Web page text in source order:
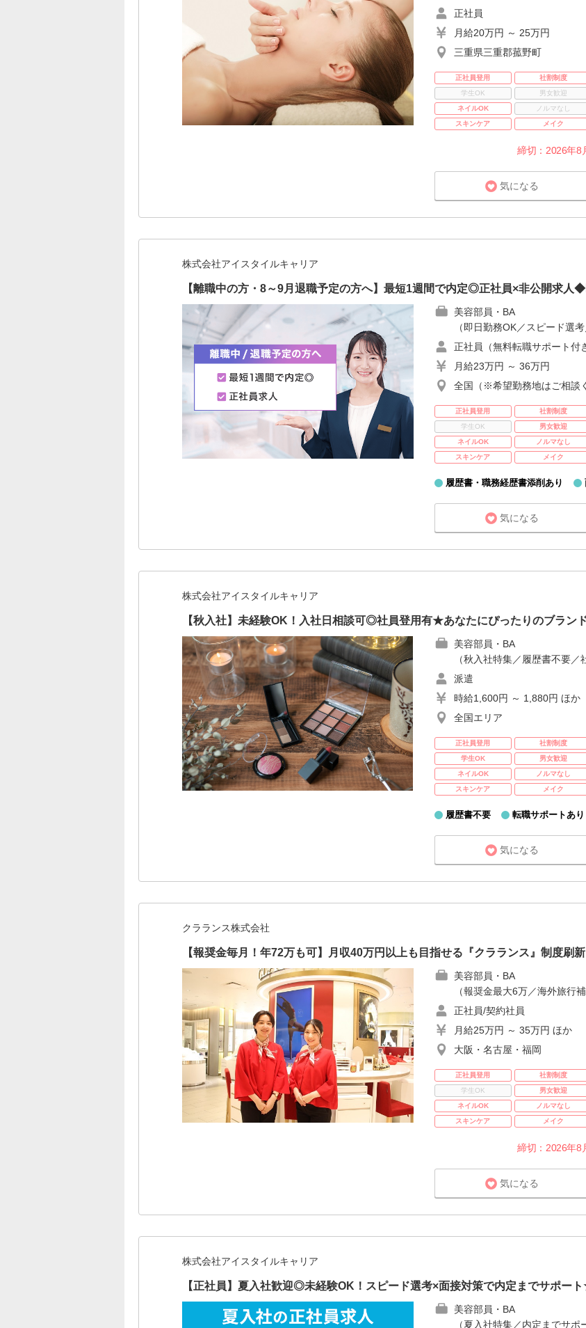
正社員
月給20万円 ～ 25万円
三重県三重郡菰野町
正社員登用 社割制度
学生OK
男女歓迎
ネイルOK
ノルマなし
スキンケア
メイク
締切：2026年8
気になる
株式会社アイスタイルキャリア
【離職中の方・8～9月退職予定の方へ】最短1週間で内定◎正社員×非公開求人
美容部員・BA
（即日勤務OK／スピード選
正社員（無料転職サポート付
月給23万円 ～ 36万円
全国（※希望勤務地はご相談
正社員登用 社割制度
学生OK
男女歓迎
ネイルOK
ノルマなし
スキンケア
メイク
履歴書・職務経歴書添削あり
気になる
株式会社アイスタイルキャリア
【秋入社】未経験OK！入社日相談可◎社員登用有★あなたにぴったりのブラン
美容部員・BA
（秋入社特集／履歴書不要
派遣
時給1,600円 ～ 1,880円 ほか
全国エリア
正社員登用 社割制度
学生OK
男女歓迎
ネイルOK
ノルマなし
スキンケア
メイク
履歴書不要 転職サポートあり
気になる
クラランス株式会社
【報奨金毎月！年72万も可】月収40万円以上も目指せる『クラランス』制度刷
美容部員・BA
（報奨金最大6万／海外旅行
正社員/契約社員
月給25万円 ～ 35万円 ほか
大阪・名古屋・福岡
正社員登用 社割制度
学生OK
男女歓迎
ネイルOK
ノルマなし
スキンケア
メイク
締切：2026年8
気になる
株式会社アイスタイルキャリア
【正社員】夏入社歓迎◎未経験OK！スピード選考×面接対策で内定までサポー
美容部員・BA
（夏入社特集／内定までサ